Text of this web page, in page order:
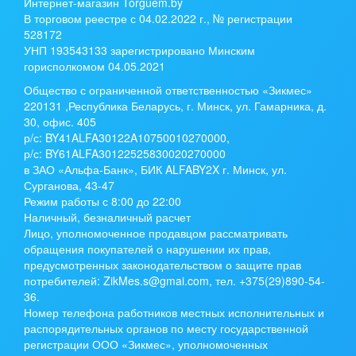
В торговом реестре с 04.02.2022 г., № регистрации
528172
УНП 193543133 зарегистрировано Минским
горисполкомом 04.05.2021
Общество с ограниченной ответственностью «Зикмес»
220131 ,Республика Беларусь, г. Минск, ул. Гамарника, д.
30, офис. 405
р/с: BY41ALFA30122A10750010270000,
р/с: BY61ALFA30122525830020270000
в ЗАО «Альфа-Банк», БИК ALFABY2X г. Минск, ул.
Сурганова, 43-47
Режим работы с 8:00 до 22:00
Наличный, безналичный расчет
Лицо, уполномоченное продавцом рассматривать
обращения покупателей о нарушении их прав,
предусмотренных законодательством о защите прав
потребителей: ZikMes.s@gmai.com, тел. +375(29)890-54-
36.
Номер телефона работников местных исполнительных и
распорядительных органов по месту государственной
регистрации ООО «Зикмес», уполномоченных